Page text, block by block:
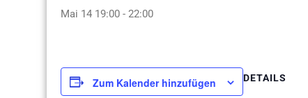
Mai 14 19:00 - 22:00
Zum Kalender hinzufügen DETAILS